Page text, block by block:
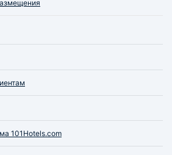
101Hotels.com